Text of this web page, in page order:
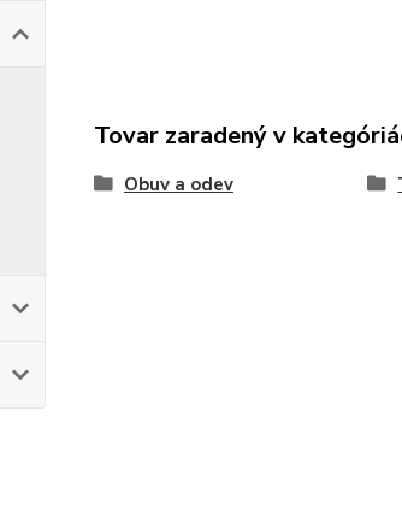
Tovar zaradený v
Obuv a odev